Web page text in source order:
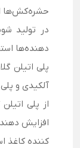
حشره‌کش‌ها
در تولید
دهنده‌ها
آلکیدی و
از پلی
افزایش
کننده کاغذ